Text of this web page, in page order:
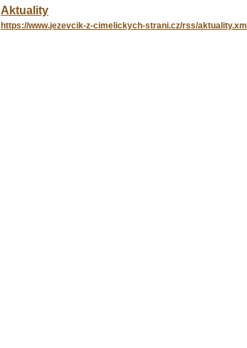
Aktuality
https://www.jezevcik-z-cimelickych-strani.cz/rss/aktuality.xml